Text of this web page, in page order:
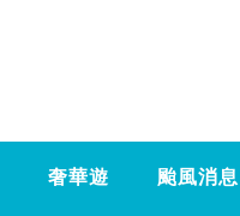
奢華遊 颱風消息